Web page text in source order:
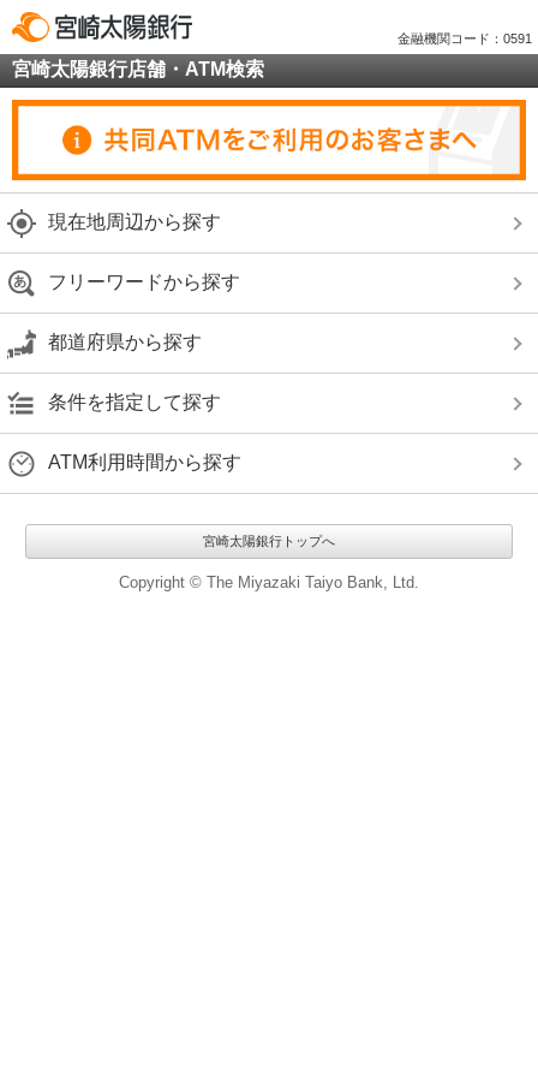
金融機関コード：0591
宮崎太陽銀行店舗・ATM検索
現在地周辺から探す
フリーワードから探す
都道府県から探す
条件を指定して探す
ATM利用時間から探す
宮崎太陽銀行トップへ
Copyright © The Miyazaki Taiyo Bank, Ltd.